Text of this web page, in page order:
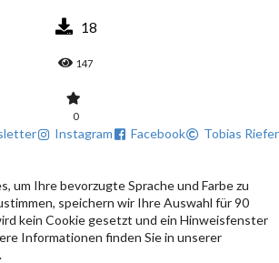
18
147
0
Instagram Facebook Tobias Riefer
um Ihre bevorzugte Sprache und Farbe zu
speichern wir Ihre Auswahl für 90
kein Cookie gesetzt und ein Hinweisfenster
Informationen finden Sie in unserer
.